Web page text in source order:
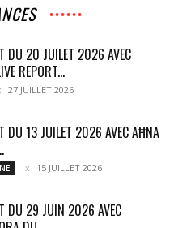
DU 20 JUILET 2026 AVEC
REPORT...
27 JUILLET 2026
DU 13 JUILET 2026 AVEC AĦNA
15 JUILLET 2026
DU 29 JUIN 2026 AVEC